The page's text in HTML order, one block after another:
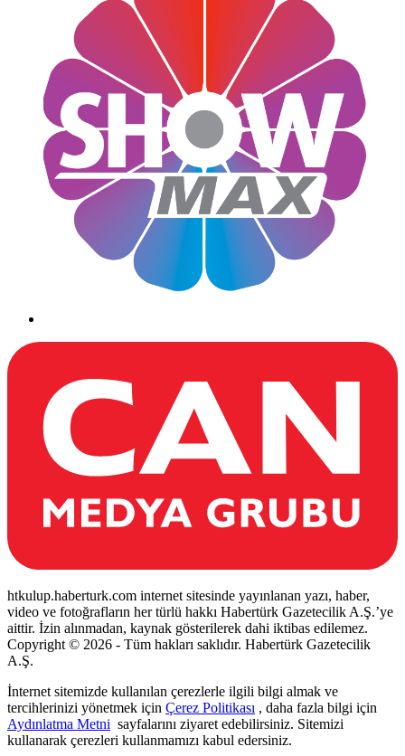
htkulup.haberturk.com internet sitesinde yayınlanan yazı, haber,
video ve fotoğrafların her türlü hakkı Habertürk Gazetecilik A.Ş.’ye
aittir. İzin alınmadan, kaynak gösterilerek dahi iktibas edilemez.
Copyright © 2026 - Tüm hakları saklıdır. Habertürk Gazetecilik
A.Ş.
İnternet sitemizde kullanılan çerezlerle ilgili bilgi almak ve
tercihlerinizi yönetmek için Çerez Politikası , daha fazla bilgi için
Aydınlatma Metni sayfalarını ziyaret edebilirsiniz. Sitemizi
kullanarak çerezleri kullanmamızı kabul edersiniz.